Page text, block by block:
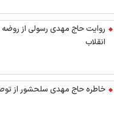
روایت حاج مهدی رسولی از روضه
انقلاب
خاطره حاج مهدی سلحشور از